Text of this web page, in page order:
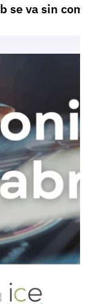
se va sin